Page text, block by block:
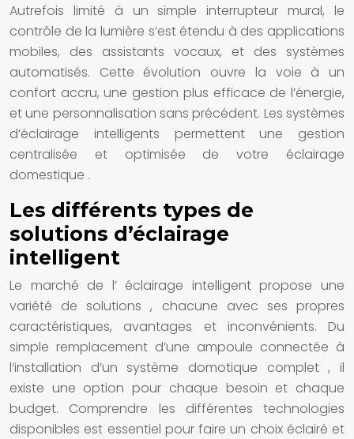
Autrefois limité à un simple interrupteur mural, le
contrôle de la lumière s’est étendu à des applications
mobiles, des assistants vocaux, et des systèmes
automatisés. Cette évolution ouvre la voie à un
confort accru, une gestion plus efficace de l’énergie,
et une personnalisation sans précédent. Les systèmes
d’éclairage intelligents permettent une gestion
centralisée et optimisée de votre éclairage
domestique .
Les différents types de
solutions d’éclairage
intelligent
Le marché de l’ éclairage intelligentpropose une
variété desolutions, chacune avec ses propres
caractéristiques, avantages et inconvénients. Du
simple remplacement d’une ampoule connectée à
l’installation d’unsystème domotique complet, il
existe une option pour chaque besoin et chaque
budget. Comprendre les différentes technologies
disponibles est essentiel pour faire un choix éclairé et